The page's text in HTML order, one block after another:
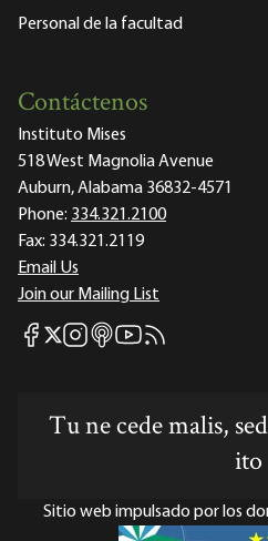
Personal de la facultad
Contáctenos
Instituto Mises
518 West Magnolia Avenue
Auburn, Alabama 36832-4571
Phone: 334.321.2100
Fax: 334.321.2119
Email Us
Join our Mailing List
Mises Facebook
Mises X
Mises Instagram
Mises itunes
Mises Youtube
Mises RSS feed
Tu ne cede malis,
ito
Sitio web impulsado por los